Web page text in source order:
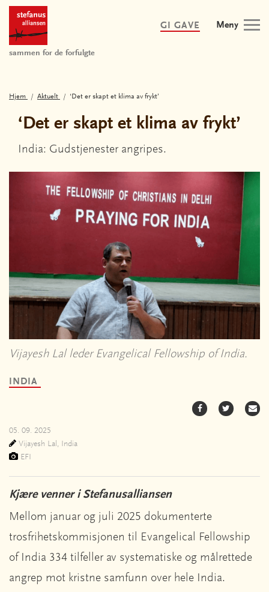
Meny
sammen for de forfulgte
GI GAVE
Hjem Aktuelt ‘Det er skapt et klima av frykt’
‘Det er skapt et klima av frykt’
India: Gudstjenester angripes.
Vijayesh Lal leder Evangelical Fellowship of India.
INDIA
05. 09. 2025
Vijayesh Lal, India
EFI
Kjære venner i Stefanusalliansen
Mellom januar og juli 2025 dokumenterte
trosfrihetskommisjonen til Evangelical Fellowship
of India 334 tilfeller av systematiske og målrettede
angrep mot kristne samfunn over hele India.